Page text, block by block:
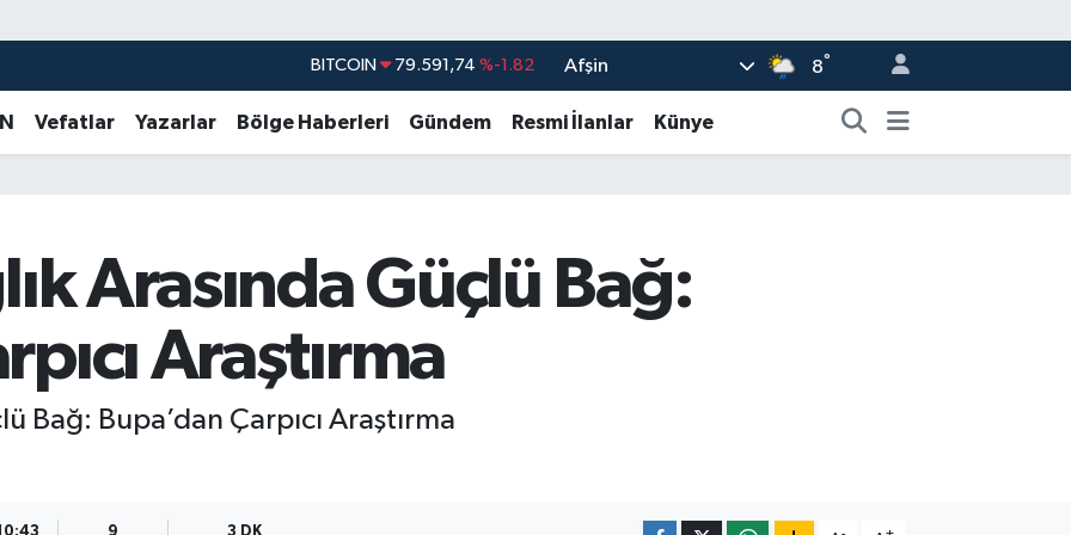
DOLAR 45,43620 %0.02
STERLİN 61,60380 %0.18
BITCOIN 79.591,74 %-1.82
Afşin 8°
Vefatlar Yazarlar Bölge Haberleri Gündem Resmi İlanlar Künye
Arasında Güçlü Bağ:
Araştırma
Bağ: Bupa’dan Çarpıcı Araştırma
9 3 DK